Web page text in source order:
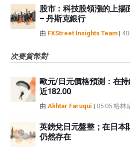
股市：科技股領漲的上揚
– 丹斯克銀行
由 FXStreet Insights Team |
次要貨幣對
歐元/日元價格預測：在
近182.00
由 Akhtar Faruqui | 05:05 格林
英鎊兌日元盤整；在日本
仍然存在